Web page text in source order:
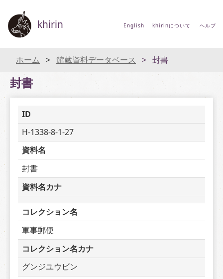
khirin English khirinについて ヘルプ
ホーム 館蔵資料データベース 封書
封書
ID
H-1338-8-1-27
資料名
封書
資料名カナ
コレクション名
軍事郵便
コレクション名カナ
グンジユウビン